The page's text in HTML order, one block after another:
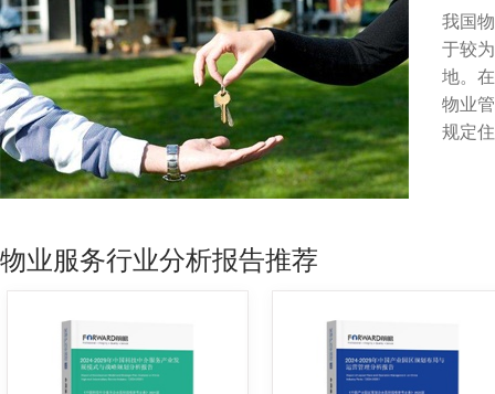
我国
于较
地。
物业
规定
物业服务行业分析报告推荐